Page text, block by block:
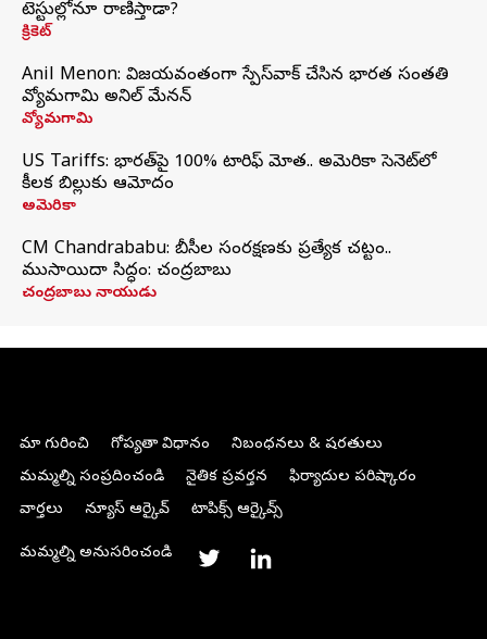
టెస్టుల్లోనూ రాణిస్తాడా?
క్రికెట్
Anil Menon: విజయవంతంగా స్పేస్‌వాక్‌ చేసిన భారత సంతతి
వ్యోమగామి అనిల్‌ మేనన్
వ్యోమగామి
US Tariffs: భారత్‌పై 100% టారిఫ్‌ మోత.. అమెరికా సెనెట్‌లో
కీలక బిల్లుకు ఆమోదం
అమెరికా
CM Chandrababu: బీసీల సంరక్షణకు ప్రత్యేక చట్టం..
ముసాయిదా సిద్ధం: చంద్రబాబు
చంద్రబాబు నాయుడు
మా గురించి గోప్యతా విధానం
నిబంధనలు & షరతులు
మమ్మల్ని సంప్రదించండి
నైతిక ప్రవర్తన
ఫిర్యాదుల పరిష్కారం
వార్తలు
న్యూస్ ఆర్కైవ్ టాపిక్స్ ఆర్కైవ్స్
మమ్మల్ని అనుసరించండి